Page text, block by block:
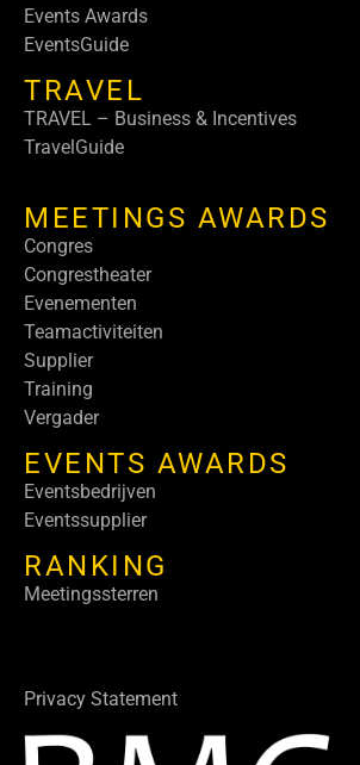
Events Awards
EventsGuide
TRAVEL
TRAVEL – Business & Incentives
TravelGuide
MEETINGS AWARDS
Congres
Congrestheater
Evenementen
Teamactiviteiten
Supplier
Training
Vergader
EVENTS AWARDS
Eventsbedrijven
Eventssupplier
RANKING
Meetingssterren
Privacy Statement